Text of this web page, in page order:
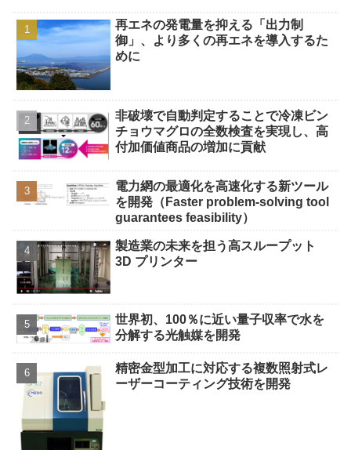
再エネの発電量を抑える「出力制
御」、より多くの再エネを導入するた
めに
非破壊で自動判定することで冷凍ビン
チョウマグロの全数検査を実現し、高
付加価値商品の増加に貢献
電力網の最適化を高速化する新ツール
を開発（Faster problem-solving tool
guarantees feasibility）
製造業の未来を担う高スループット
3D プリンター
世界初、100％に近い量子収率で水を
分解する光触媒を開発
精密金型加工に対応する複数照射式レ
ーザーコーティング技術を開発